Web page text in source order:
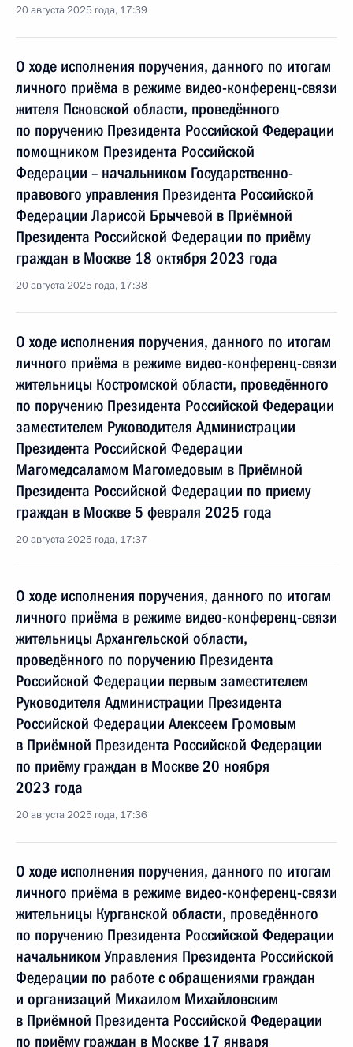
20 августа 2025 года, 17:39
О ходе исполнения поручения, данного по итогам
личного приёма в режиме видео-конференц-связи
жителя Псковской области, проведённого
по поручению Президента Российской Федерации
помощником Президента Российской
Федерации – начальником Государственно-
правового управления Президента Российской
Федерации Ларисой Брычевой в Приёмной
Президента Российской Федерации по приёму
граждан в Москве 18 октября 2023 года
20 августа 2025 года, 17:38
О ходе исполнения поручения, данного по итогам
личного приёма в режиме видео-конференц-связи
жительницы Костромской области, проведённого
по поручению Президента Российской Федерации
заместителем Руководителя Администрации
Президента Российской Федерации
Магомедсаламом Магомедовым в Приёмной
Президента Российской Федерации по приему
граждан в Москве 5 февраля 2025 года
20 августа 2025 года, 17:37
О ходе исполнения поручения, данного по итогам
личного приёма в режиме видео-конференц-связи
жительницы Архангельской области,
проведённого по поручению Президента
Российской Федерации первым заместителем
Руководителя Администрации Президента
Российской Федерации Алексеем Громовым
в Приёмной Президента Российской Федерации
по приёму граждан в Москве 20 ноября
2023 года
20 августа 2025 года, 17:36
О ходе исполнения поручения, данного по итогам
личного приёма в режиме видео-конференц-связи
жительницы Курганской области, проведённого
по поручению Президента Российской Федерации
начальником Управления Президента Российской
Федерации по работе с обращениями граждан
и организаций Михаилом Михайловским
в Приёмной Президента Российской Федерации
по приёму граждан в Москве 17 января